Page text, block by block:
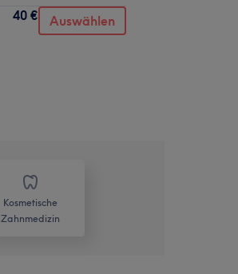
40 € Auswählen
Kosmetische
Zahnmedizin